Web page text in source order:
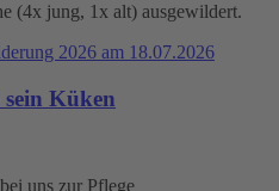
(4x jung, 1x alt) ausgewildert.
2026 am 18.07.2026
Küken
uns zur Pflege